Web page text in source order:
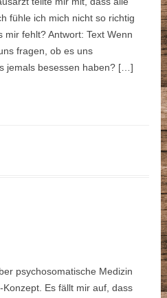
fühle ich mich nicht so richtig
fehlt? Antwort: Text Wenn
fragen, ob es uns
jemals besessen haben? […]
psychosomatische Medizin
Es fällt mir auf, dass